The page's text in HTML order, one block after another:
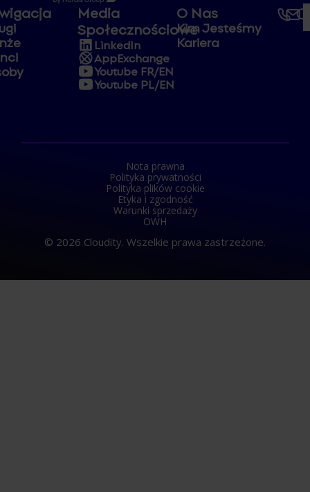
Media
Społecznościowe
LinkedIn
AppExchange
Youtube FR/EN
Youtube PL/EN
O Nas
Kim Jesteśmy
Kariera
Nota prawna
Polityka prywatności
Polityka plików cookie
Etyka i zgodność
Warunki sprzedaży
OWH
© 2026 Cloudity. Wszelkie prawa zastrzeżone.